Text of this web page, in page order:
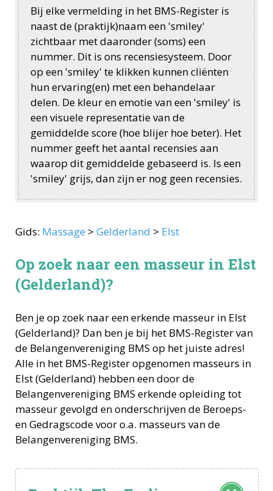
Bij elke vermelding in het BMS-Register is
naast de (praktijk)naam een 'smiley'
zichtbaar met daaronder (soms) een
nummer. Dit is ons recensiesysteem. Door
op een 'smiley' te klikken kunnen cliënten
hun ervaring(en) met een behandelaar
delen. De kleur en emotie van een 'smiley' is
een visuele representatie van de
gemiddelde score (hoe blijer hoe beter). Het
nummer geeft het aantal recensies aan
waarop dit gemiddelde gebaseerd is. Is een
'smiley' grijs, dan zijn er nog geen recensies.
Gids: Massage > Gelderland > Elst
Op zoek naar een masseur in Elst
(Gelderland)?
Ben je op zoek naar een erkende masseur in Elst
(Gelderland)? Dan ben je bij het BMS-Register van
de Belangenvereniging BMS op het juiste adres!
Alle in het BMS-Register opgenomen masseurs in
Elst(Gelderland) hebben een door de
Belangenvereniging BMS erkende opleiding tot
masseur gevolgd en onderschrijven de Beroeps-
en Gedragscode voor o.a. masseurs van de
Belangenvereniging BMS.